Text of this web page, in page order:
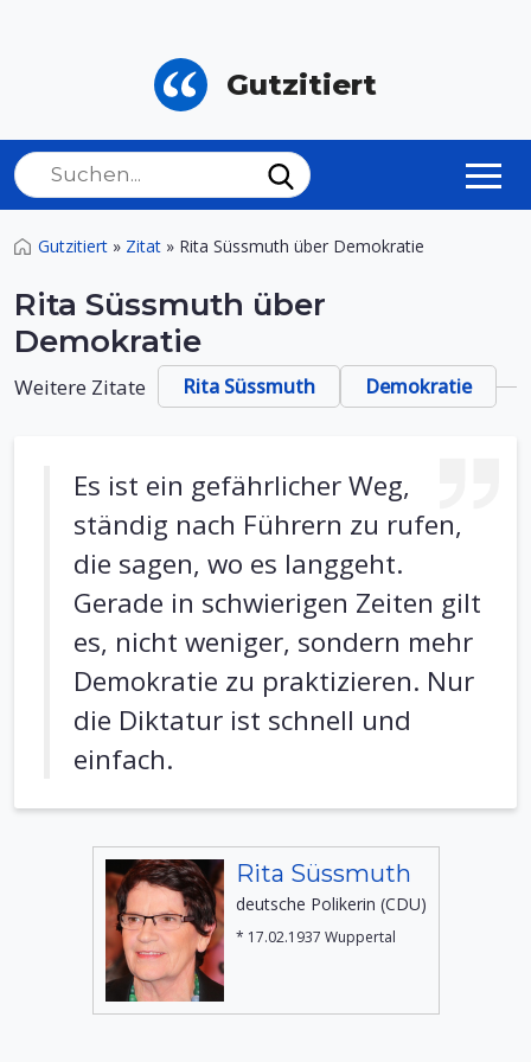
Gutzitiert
Gutzitiert » Zitat » Rita Süssmuth über Demokratie
Rita Süssmuth über
Demokratie
Weitere Zitate Rita Süssmuth Demokratie
Es ist ein gefährlicher Weg,
ständig nach Führern zu rufen,
die sagen, wo es langgeht.
Gerade in schwierigen Zeiten gilt
es, nicht weniger, sondern mehr
Demokratie zu praktizieren. Nur
die Diktatur ist schnell und
einfach.
Rita Süssmuth
deutsche Polikerin (CDU)
* 17.02.1937 Wuppertal